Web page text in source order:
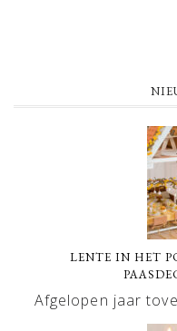
LENTE IN HET
Afgelopen jaar